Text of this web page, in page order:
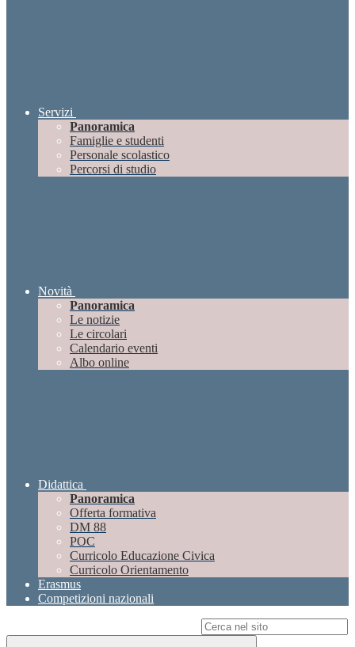
Servizi
Panoramica
Famiglie e studenti
Personale scolastico
Percorsi di studio
Novità
Panoramica
Le notizie
Le circolari
Calendario eventi
Albo online
Didattica
Panoramica
Offerta formativa
DM 88
POC
Curricolo Educazione Civica
Curricolo Orientamento
Erasmus
Competizioni nazionali